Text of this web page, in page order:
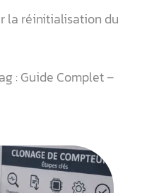
la réinitialisation du
: Guide Complet –